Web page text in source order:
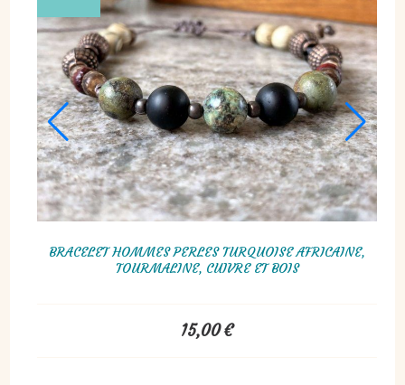
BRACELET HOMMES PERLES MALACHITE, TOURMALINE,
TURQUOISE AFRICAINE, CUIVRE ET BOIS
15,00€